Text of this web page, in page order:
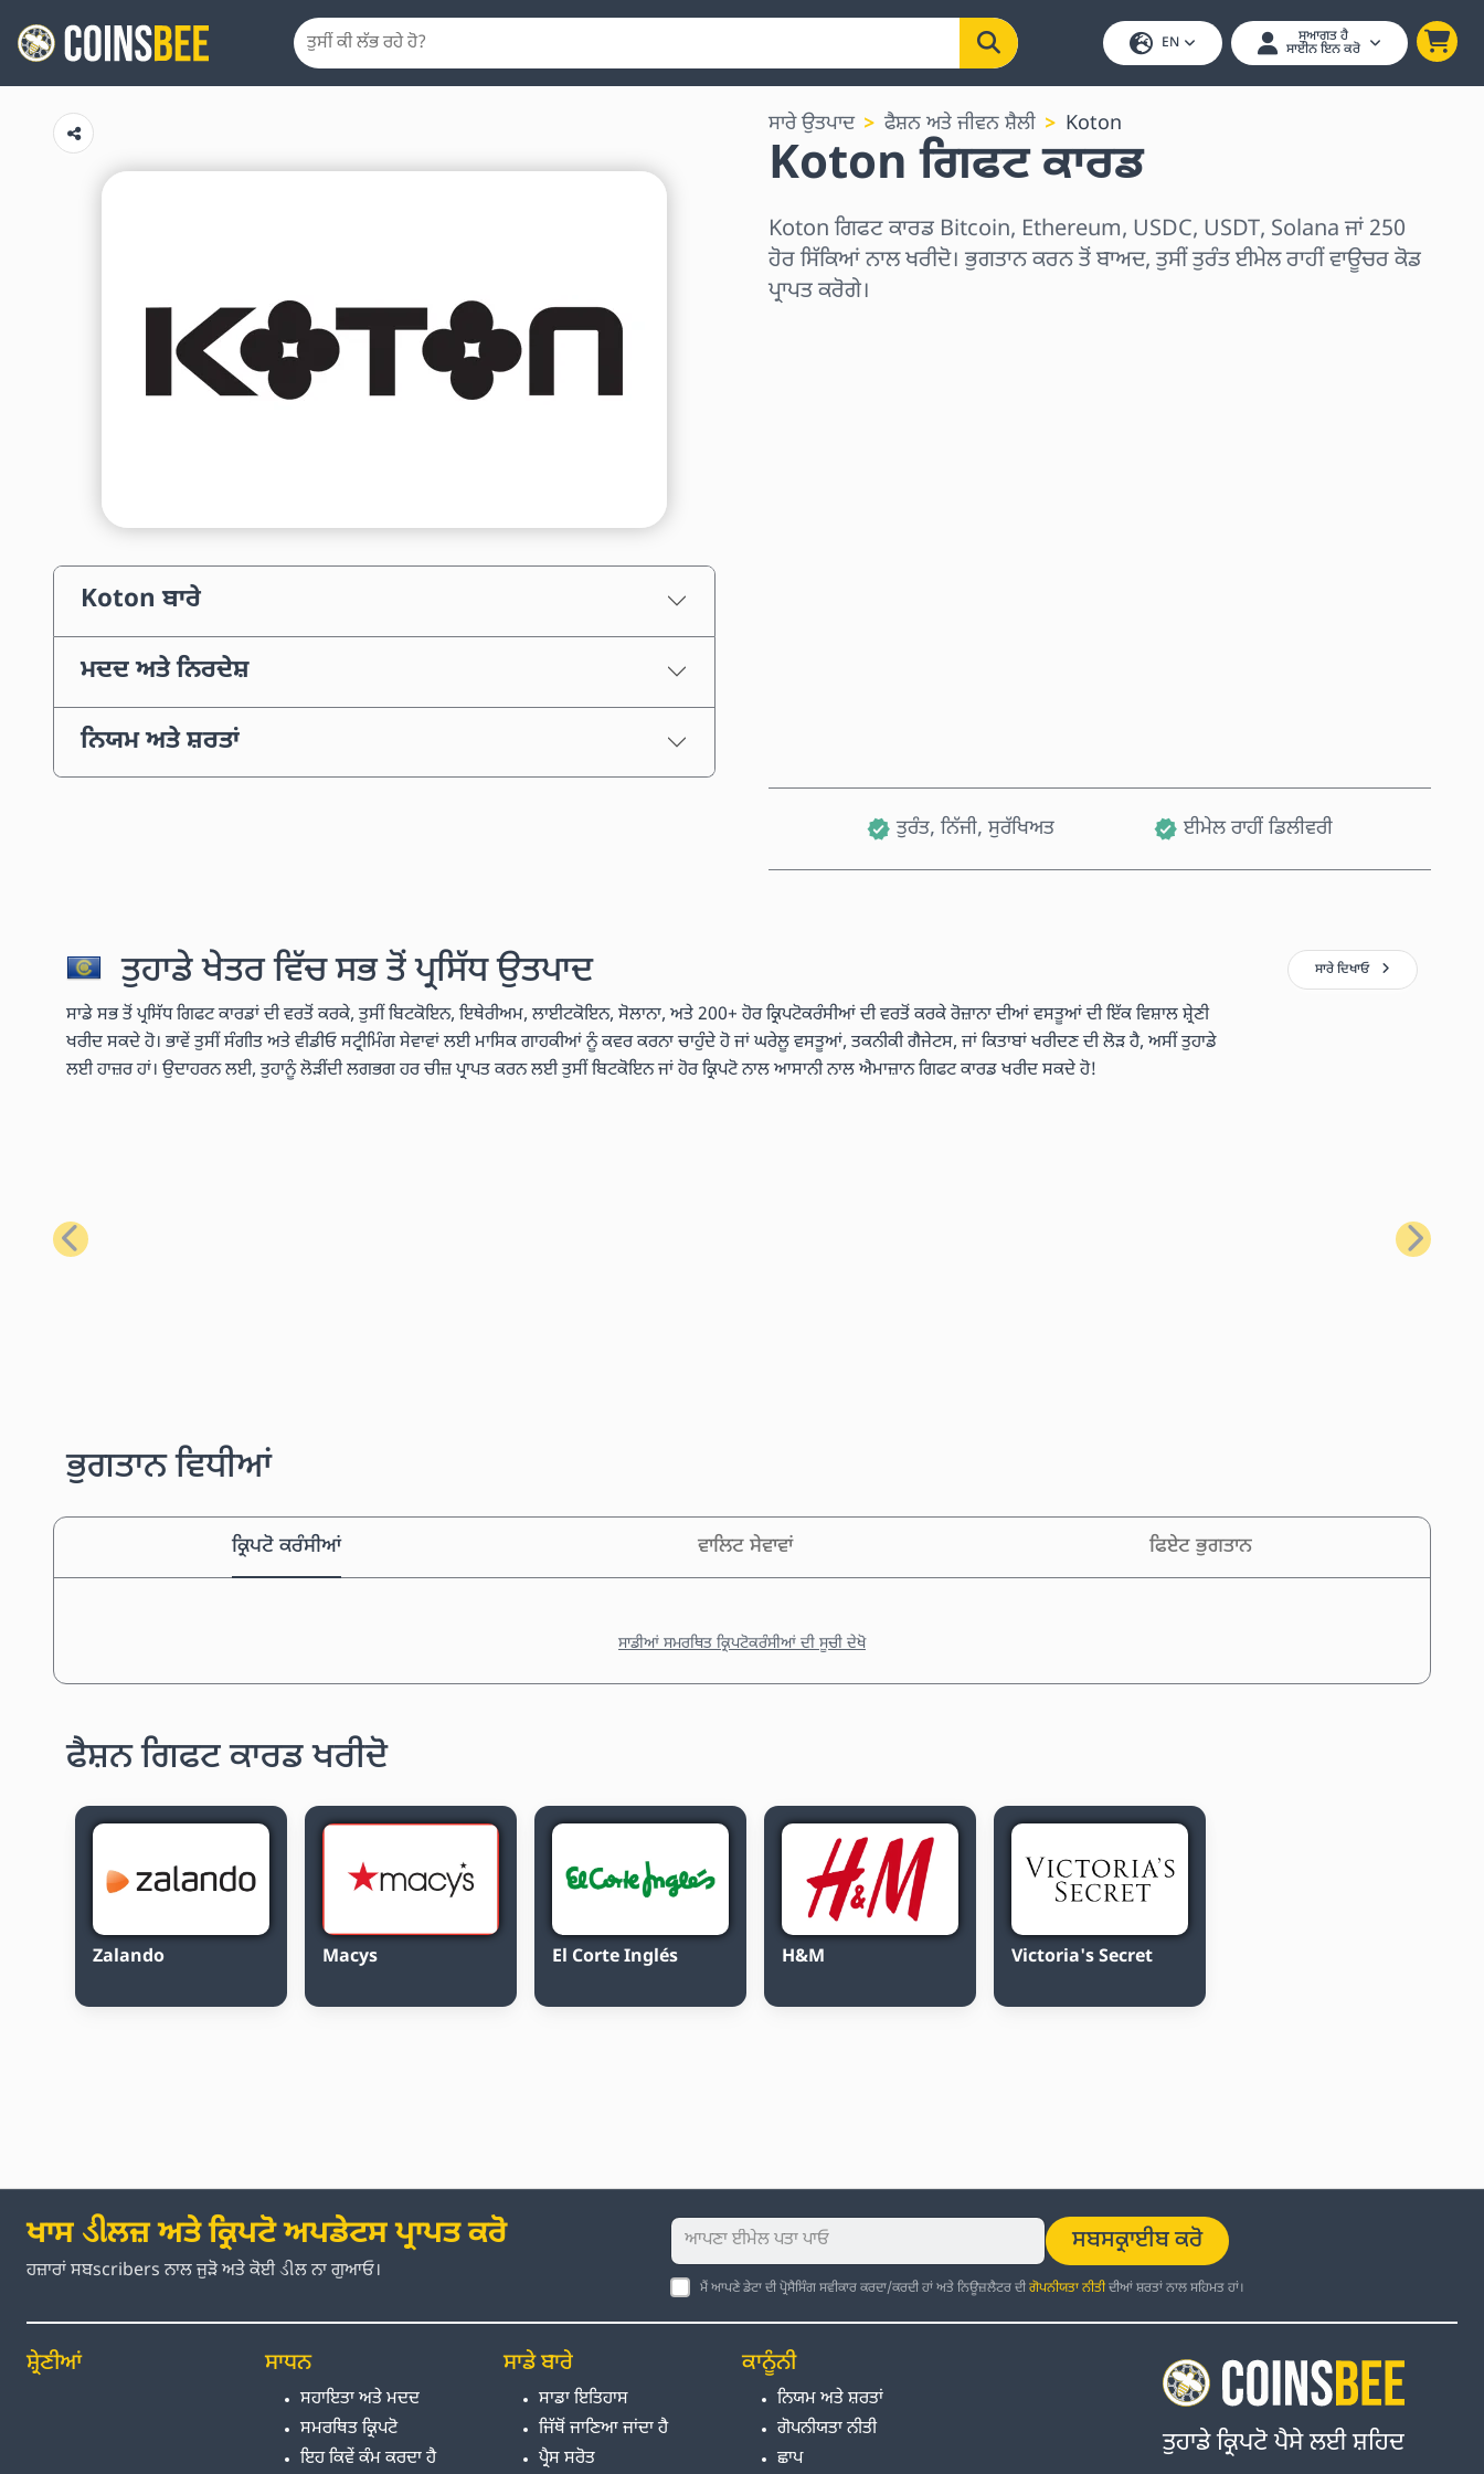
EN ਸੁਆਗਤ ਹੈ
ਸਾਈਨ ਇਨ ਕਰੋ
Koton ਬਾਰੇ
ਮਦਦ ਅਤੇ ਨਿਰਦੇਸ਼
ਨਿਯਮ ਅਤੇ ਸ਼ਰਤਾਂ
ਸਾਰੇ ਉਤਪਾਦ ਫੈਸ਼ਨ ਅਤੇ ਜੀਵਨ ਸ਼ੈਲੀ Koton
Koton ਗਿਫਟ ਕਾਰਡ
Koton ਗਿਫਟ ਕਾਰਡ Bitcoin, Ethereum, USDC, USDT, Solana ਜਾਂ 250
ਹੋਰ ਸਿੱਕਿਆਂ ਨਾਲ ਖਰੀਦੋ। ਭੁਗਤਾਨ ਕਰਨ ਤੋਂ ਬਾਅਦ, ਤੁਸੀਂ ਤੁਰੰਤ ਈਮੇਲ ਰਾਹੀਂ ਵਾਊਚਰ ਕੋਡ
ਪ੍ਰਾਪਤ ਕਰੋਗੇ।
ਤੁਰੰਤ, ਨਿੱਜੀ, ਸੁਰੱਖਿਅਤ ਈਮੇਲ ਰਾਹੀਂ ਡਿਲੀਵਰੀ
ਤੁਹਾਡੇ ਖੇਤਰ ਵਿੱਚ ਸਭ ਤੋਂ ਪ੍ਰਸਿੱਧ ਉਤਪਾਦ
ਸਾਡੇ ਸਭ ਤੋਂ ਪ੍ਰਸਿੱਧ ਗਿਫਟ ਕਾਰਡਾਂ ਦੀ ਵਰਤੋਂ ਕਰਕੇ, ਤੁਸੀਂ ਬਿਟਕੋਇਨ, ਇਥੇਰੀਅਮ, ਲਾਈਟਕੋਇਨ, ਸੋਲਾਨਾ, ਅਤੇ 200+ ਹੋਰ ਕ੍ਰਿਪਟੋਕਰੰਸੀਆਂ ਦੀ ਵਰਤੋਂ ਕਰਕੇ ਰੋਜ਼ਾਨਾ ਦੀਆਂ ਵਸਤੂਆਂ ਦੀ ਇੱਕ ਵਿਸ਼ਾਲ ਸ਼੍ਰੇਣੀ
ਖਰੀਦ ਸਕਦੇ ਹੋ। ਭਾਵੇਂ ਤੁਸੀਂ ਸੰਗੀਤ ਅਤੇ ਵੀਡੀਓ ਸਟ੍ਰੀਮਿੰਗ ਸੇਵਾਵਾਂ ਲਈ ਮਾਸਿਕ ਗਾਹਕੀਆਂ ਨੂੰ ਕਵਰ ਕਰਨਾ ਚਾਹੁੰਦੇ ਹੋ ਜਾਂ ਘਰੇਲੂ ਵਸਤੂਆਂ, ਤਕਨੀਕੀ ਗੈਜੇਟਸ, ਜਾਂ ਕਿਤਾਬਾਂ ਖਰੀਦਣ ਦੀ ਲੋੜ ਹੈ, ਅਸੀਂ ਤੁਹਾਡੇ
ਲਈ ਹਾਜ਼ਰ ਹਾਂ। ਉਦਾਹਰਨ ਲਈ, ਤੁਹਾਨੂੰ ਲੋੜੀਂਦੀ ਲਗਭਗ ਹਰ ਚੀਜ਼ ਪ੍ਰਾਪਤ ਕਰਨ ਲਈ ਤੁਸੀਂ ਬਿਟਕੋਇਨ ਜਾਂ ਹੋਰ ਕ੍ਰਿਪਟੋ ਨਾਲ ਆਸਾਨੀ ਨਾਲ ਐਮਾਜ਼ਾਨ ਗਿਫਟ ਕਾਰਡ ਖਰੀਦ ਸਕਦੇ ਹੋ!
ਸਾਰੇ ਦਿਖਾਓ
ਪਿਛਲਾ ਅਗਲਾ
ਭੁਗਤਾਨ ਵਿਧੀਆਂ
ਕ੍ਰਿਪਟੋ ਕਰੰਸੀਆਂ ਵਾਲਿਟ ਸੇਵਾਵਾਂ ਫਿਏਟ ਭੁਗਤਾਨ
ਸਾਡੀਆਂ ਸਮਰਥਿਤ ਕ੍ਰਿਪਟੋਕਰੰਸੀਆਂ ਦੀ ਸੂਚੀ ਦੇਖੋ
ਫੈਸ਼ਨ ਗਿਫਟ ਕਾਰਡ ਖਰੀਦੋ
Zalando Macys El Corte Inglés H&M Victoria's Secret
ਖਾਸ ડીਲਜ਼ ਅਤੇ ਕ੍ਰਿਪਟੋ ਅਪਡੇਟਸ ਪ੍ਰਾਪਤ ਕਰੋ
ਹਜ਼ਾਰਾਂ ਸਬscribers ਨਾਲ ਜੁੜੋ ਅਤੇ ਕੋਈ ડીਲ ਨਾ ਗੁਆਓ।
ਸਬਸਕ੍ਰਾਈਬ ਕਰੋ
ਮੈਂ ਆਪਣੇ ਡੇਟਾ ਦੀ ਪ੍ਰੋਸੈਸਿੰਗ ਸਵੀਕਾਰ ਕਰਦਾ/ਕਰਦੀ ਹਾਂ ਅਤੇ ਨਿਊਜ਼ਲੈਟਰ ਦੀਗੋਪਨੀਯਤਾ ਨੀਤੀਦੀਆਂ ਸ਼ਰਤਾਂ ਨਾਲ ਸਹਿਮਤ ਹਾਂ।
ਸ਼੍ਰੇਣੀਆਂ ਸਾਧਨ
ਸਹਾਇਤਾ ਅਤੇ ਮਦਦ
ਸਮਰਥਿਤ ਕ੍ਰਿਪਟੋ
ਇਹ ਕਿਵੇਂ ਕੰਮ ਕਰਦਾ ਹੈ
ਸਾਡੇ ਬਾਰੇ
ਸਾਡਾ ਇਤਿਹਾਸ
ਜਿੱਥੋਂ ਜਾਣਿਆ ਜਾਂਦਾ ਹੈ
ਪ੍ਰੈਸ ਸਰੋਤ
ਕਾਨੂੰਨੀ
ਨਿਯਮ ਅਤੇ ਸ਼ਰਤਾਂ
ਗੋਪਨੀਯਤਾ ਨੀਤੀ
ਛਾਪ
ਤੁਹਾਡੇ ਕ੍ਰਿਪਟੋ ਪੈਸੇ ਲਈ ਸ਼ਹਿਦ